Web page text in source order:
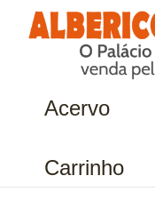
Acervo
Carrinho